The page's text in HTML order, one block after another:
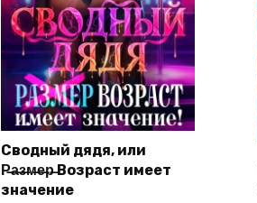
Сводный дядя, или
Р̶а̶з̶м̶е̶р̶ Возраст имеет
значение